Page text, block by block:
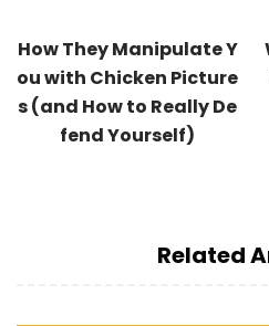
How They Manipulate Y
ou with Chicken Picture
s (and How to Really De
fend Yourself)
Related